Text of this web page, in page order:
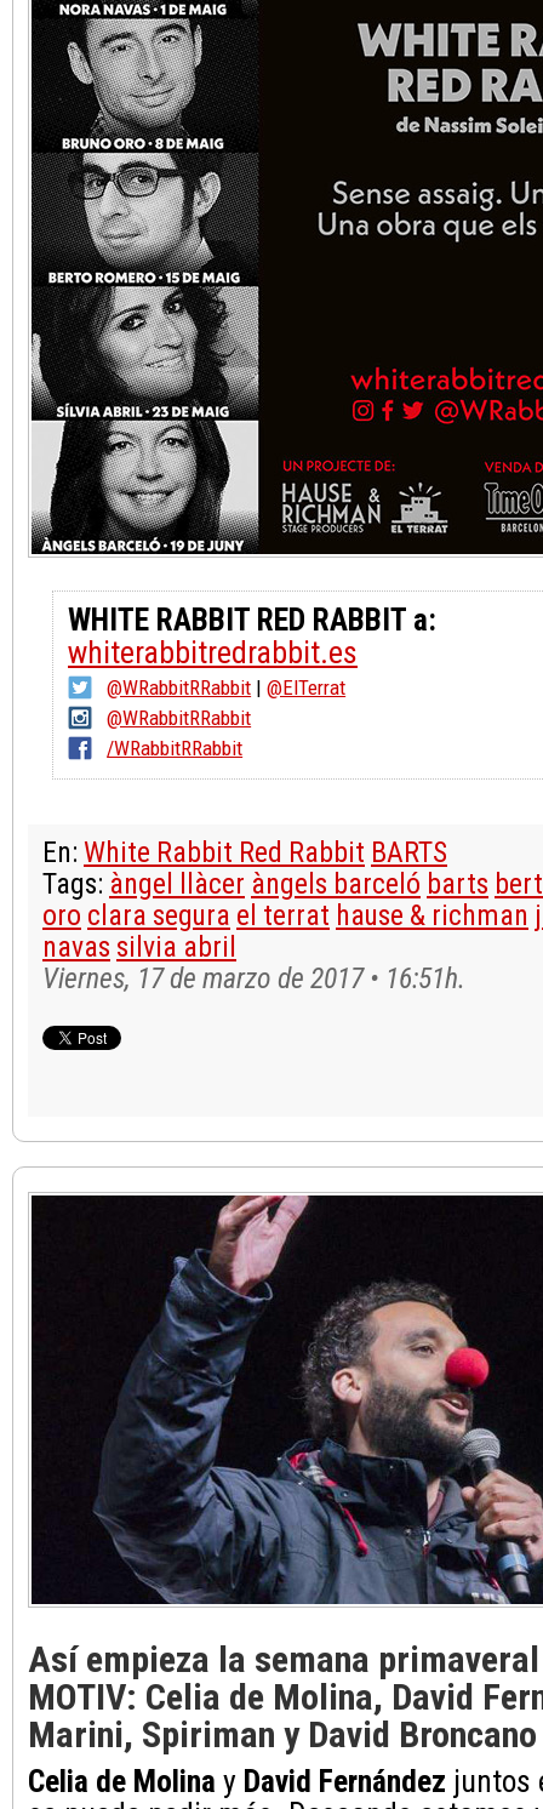
WHITE RABBIT RED RABBIT a:
whiterabbitredrabbit.es
@WRabbitRRabbit |@ElTerrat
@WRabbitRRabbit
/WRabbitRRabbit
En: White Rabbit Red Rabbit BARTS
Tags: àngel llàcer àngels barceló barts
oro clara segura el terrat hause & richman
navas silvia abril
Viernes, 17 de marzo de 2017 • 16:51h.
Así empieza la semana primaveral
MOTIV: Celia de Molina, David
Marini, Spiriman y David Broncano
Celia de Molina y David Fernández juntos